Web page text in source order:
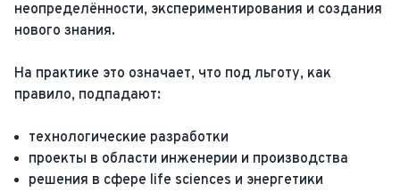
неопределённости, экспериментирования и создания
нового знания.
На практике это означает, что под льготу, как
правило, подпадают:
технологические разработки
проекты в области инженерии и производства
решения в сфере life sciences и энергетики